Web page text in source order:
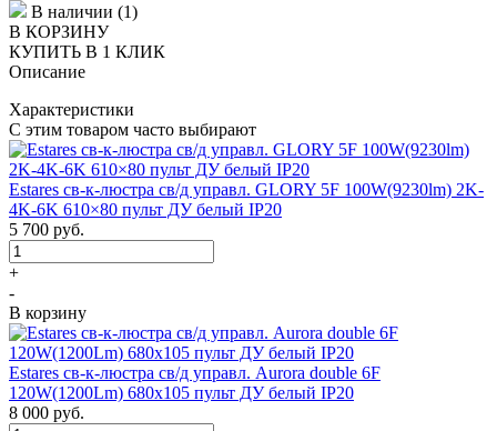
В наличии (1)
В КОРЗИНУ
КУПИТЬ В 1 КЛИК
Описание
Характеристики
С этим товаром часто выбирают
Estares св-к-люстра св/д управл. GLORY 5F 100W(9230lm) 2K-
4K-6K 610×80 пульт ДУ белый IP20
5 700 руб.
+
-
В корзину
Estares св-к-люстра св/д управл. Aurora double 6F
120W(1200Lm) 680х105 пульт ДУ белый IP20
8 000 руб.